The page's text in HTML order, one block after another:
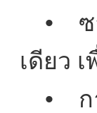
• ซา
เดียว
• กา